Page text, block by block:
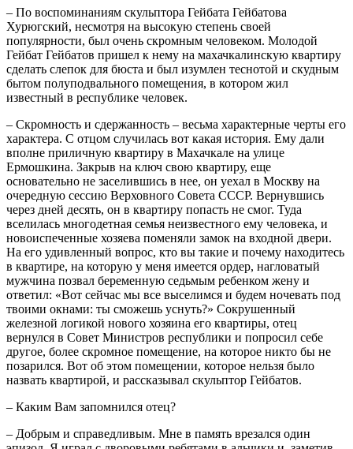
– По воспоминаниям скульптора Гейбата Гейбатова
Хурюгский, несмотря на высокую степень своей
популярности, был очень скромным человеком. Молодой
Гейбат Гейбатов пришел к нему на махачкалинскую квартиру
сделать слепок для бюста и был изумлен теснотой и скудным
бытом полуподвального помещения, в котором жил
известный в республике человек.
– Скромность и сдержанность – весьма характерные черты его
характера. С отцом случилась вот какая история. Ему дали
вполне приличную квартиру в Махачкале на улице
Ермошкина. Закрыв на ключ свою квартиру, еще
основательно не заселившись в нее, он уехал в Москву на
очередную сессию Верховного Совета СССР. Вернувшись
через дней десять, он в квартиру попасть не смог. Туда
вселилась многодетная семья неизвестного ему человека, и
новоиспеченные хозяева поменяли замок на входной двери.
На его удивленный вопрос, кто вы такие и почему находитесь
в квартире, на которую у меня имеется ордер, нагловатый
мужчина позвал беременную седьмым ребенком жену и
ответил: «Вот сейчас мы все выселимся и будем ночевать под
твоими окнами: ты сможешь уснуть?» Сокрушенный
железной логикой нового хозяина его квартиры, отец
вернулся в Совет Министров республики и попросил себе
другое, более скромное помещение, на которое никто бы не
позарился. Вот об этом помещении, которое нельзя было
назвать квартирой, и рассказывал скульптор Гейбатов.
– Каким Вам запомнился отец?
– Добрым и справедливым. Мне в память врезался один